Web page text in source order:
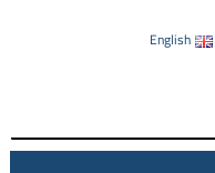
English